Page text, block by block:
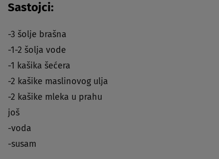
Sastojci:
-3 šolje brašna
-1-2 šolja vode
-1 kašika šećera
-2 kašike maslinovog ulja
-2 kašike mleka u prahu
još
-voda
-susam